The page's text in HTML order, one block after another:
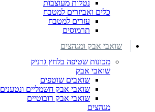
נטלות מעוצבות
כלים ואביזרים למטבח
עזרים למטבח
תרמוסים
שואבי אבק ומגהצים
מכונות שטיפה בלחץ גרניק
שואבי אבק
שואבים שוטפים
שואבי אבק חשמליים ונטענים
שואבי אבק רובוטיים
מגהצים